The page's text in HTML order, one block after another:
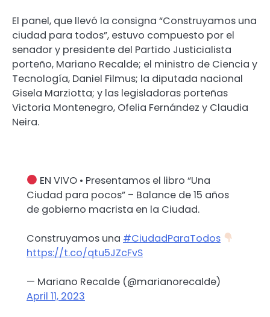
El panel, que llevó la consigna “Construyamos una
ciudad para todos”, estuvo compuesto por el
senador y presidente del Partido Justicialista
porteño, Mariano Recalde; el ministro de Ciencia y
Tecnología, Daniel Filmus; la diputada nacional
Gisela Marziotta; y las legisladoras porteñas
Victoria Montenegro, Ofelia Fernández y Claudia
Neira.
EN VIVO • Presentamos el libro “Una
Ciudad para pocos” – Balance de 15 años
de gobierno macrista en la Ciudad.
Construyamos una #CiudadParaTodos
https://t.co/qtu5JZcFvS
— Mariano Recalde (@marianorecalde)
April 11, 2023